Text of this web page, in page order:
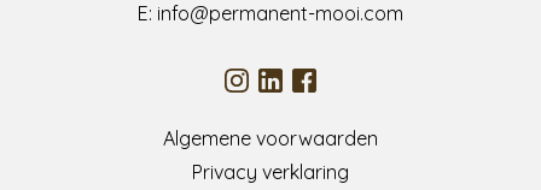
E: info@permanent-mooi.com
Algemene voorwaarden
Privacy verklaring